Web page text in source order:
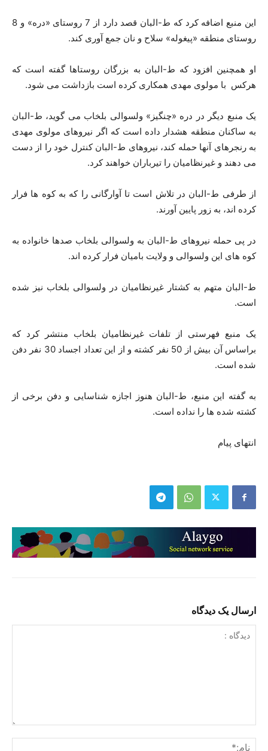
این منبع اضافه کرد که ط-البان قصد دارد از 7 روستای «دره» و 8
روستای منطقه «پیغوله» سلاح و نان جمع آوری کند.
او همچنین افزود که ط-البان به بزرگان روستاها گفته است که
هرکس با مولوی مهدی همکاری کرده است بازداشت می شود.
یک منبع دیگر در دره «چنگیز» ولسوالی بلخاب می گوید، ط-البان
به ساکنان منطقه هشدار داده است که اگر نیروهای مولوی مهدی
به رنجرهای آنها حمله کند، نیروهای ط-البان کنترل خود را از دست
می دهند و غیرنظامیان را تیرباران خواهند کرد.
از طرفی ط-البان در تلاش است تا آوارگانی را که به کوه ها فرار
کرده اند، به زور پایین آورند.
در پی حمله نیروهای ط-البان به ولسوالی بلخاب صدها خانواده به
کوه های این ولسوالی و ولایت بامیان فرار کرده اند.
ط-البان متهم به کشتار غیرنظامیان در ولسوالی بلخاب نیز شده
است.
یک منبع فهرستی از تلفات غیرنظامیان بلخاب منتشر کرد که
براساس آن بیش از 50 نفر کشته و از این تعداد اجساد 30 نفر دفن
شده است.
به گفته این منبع، ط-البان هنوز اجازه شناسایی و دفن برخی از
کشته شده ها را نداده است.
انتهای پیام
ارسال یک دیدگاه